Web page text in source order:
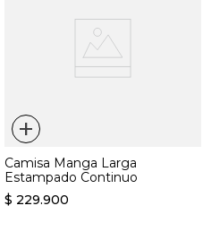
+
Camisa Manga Larga
Estampado Continuo
$ 229.900